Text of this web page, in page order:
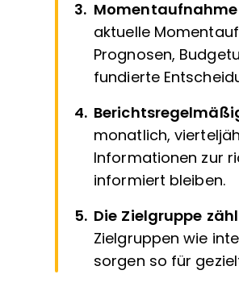
aktuelle
Prognosen,
fundierte
monatlich,
Informationen zur
informiert bleiben.
Die Zielgruppe
Zielgruppen wie
sorgen so für